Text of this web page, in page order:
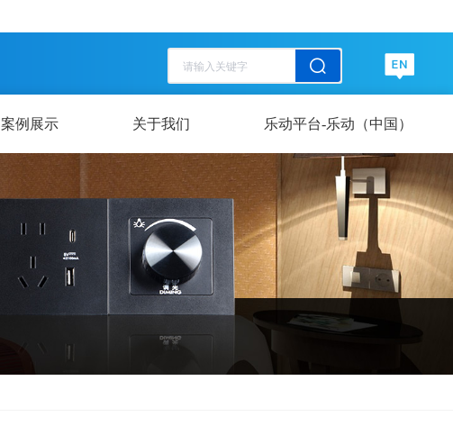
清空记录
清空记录
案例展示 关于我们 乐动平台-乐动（中国）